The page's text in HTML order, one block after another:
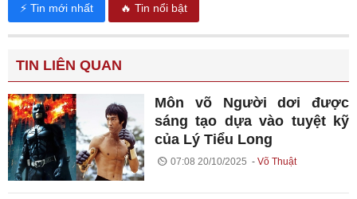
⚡ Tin mới nhất 🔥 Tin nổi bật
TIN LIÊN QUAN
Môn võ Người dơi được
sáng tạo dựa vào tuyệt kỹ
của Lý Tiểu Long
07:08 20/10/2025 Võ Thuật